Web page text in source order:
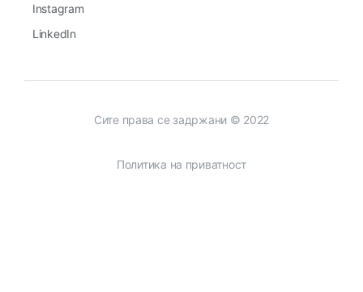
Instagram
LinkedIn
Сите права се задржани © 2022
Политика на приватност